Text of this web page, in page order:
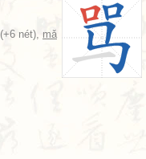
(+6 nét), mǎ